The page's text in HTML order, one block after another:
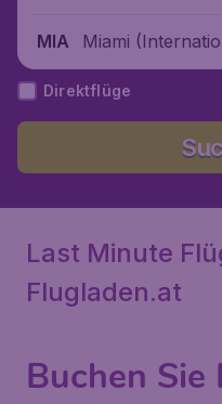
MIA
Miami
Vereinigte
Direktflüge
Last Minute
Flugladen.at
Buchen Sie